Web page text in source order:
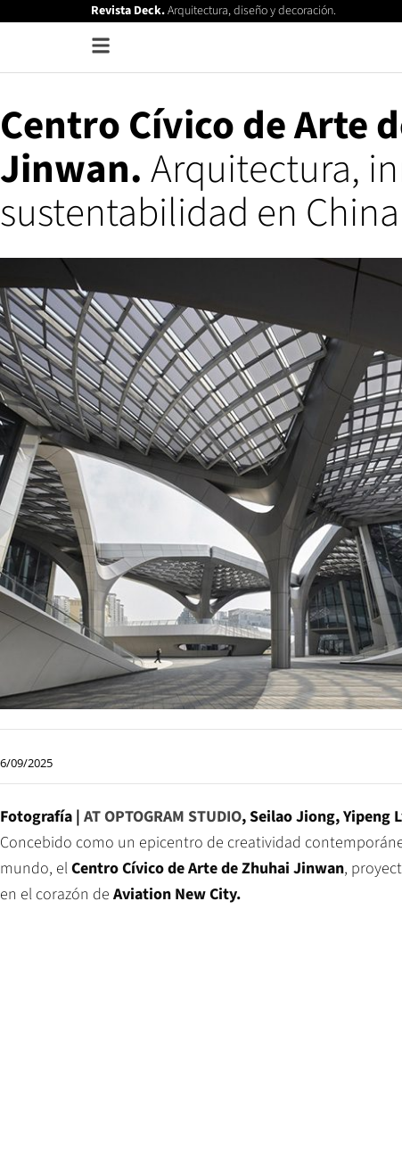
Revista Deck.Arquitectura, diseño y decoración.
Centro Cívico de Arte
Jinwan.Arquitectura,
sustentabilidad en China
6/09/2025
Fotografía | AT OPTOGRAM STUDIO, Seilao Jiong, Yipeng
Concebido como un epicentro de creatividad
mundo, elCentro Cívico de Arte de Zhuhai Jinwan,
en el corazón de Aviation New City.